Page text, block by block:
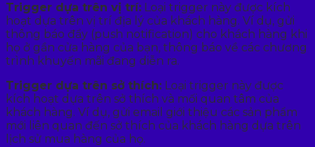
Trigger dựa trên vị trí: Loại trigger này được kích
hoạt dựa trên vị trí địa lý của khách hàng. Ví dụ, gửi
thông báo đẩy (push notification) cho khách hàng khi
họ ở gần cửa hàng của bạn, thông báo về các chương
trình khuyến mãi đang diễn ra.
Trigger dựa trên sở thích: Loại trigger này được
kích hoạt dựa trên sở thích và mối quan tâm của
khách hàng. Ví dụ, gửi email giới thiệu các sản phẩm
mới liên quan đến sở thích của khách hàng dựa trên
lịch sử mua hàng của họ.